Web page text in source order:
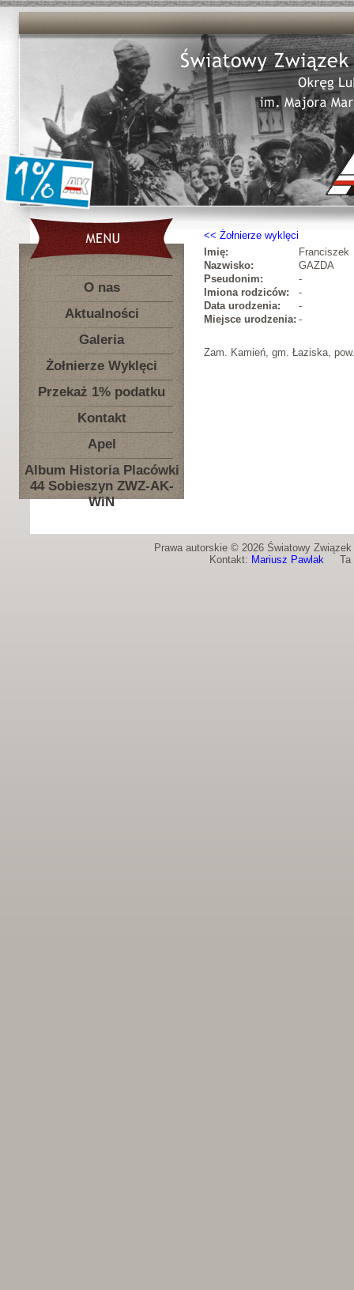
O nas
Aktualności
Galeria
Żołnierze Wyklęci
Przekaż 1% podatku
Kontakt
Apel
Album Historia Placówki
44 Sobieszyn ZWZ-AK-
WiN
Żołnierze wyklęci
Imię:
Franciszek
Nazwisko:
GAZDA
Pseudonim:
-
Imiona rodziców:
-
Data urodzenia:
-
Miejsce urodzenia: -
Zam. Kamień, gm. Łaziska,
Prawa autorskie © 2026 Światowy
Kontakt: Mariusz PawlakTa